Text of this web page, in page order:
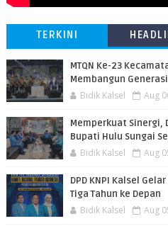
TERKINI
MTQN Ke-23
Membangun Generasi
Bidik Kalsel Aug
Memperkuat Sinergi,
Bupati Hulu Sungai
Bidik Kalsel Aug
DPD KNPI Kalsel
Tiga Tahun ke Depan
Bidik Kalsel Aug